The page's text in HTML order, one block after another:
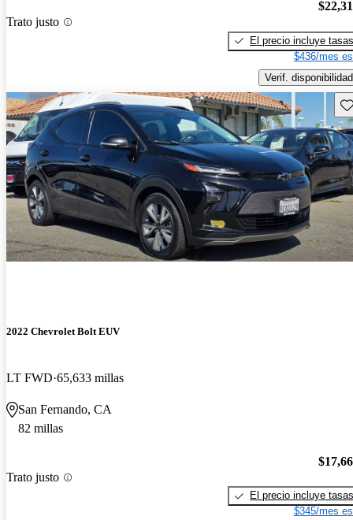
Trato justo
El precio incluye tasas
$436/mes
Verif. disponibilidad
2022 Chevrolet Bolt EUV
LT FWD 65,633 millas
San Fernando, CA
82 millas
Trato justo
El precio incluye tasas
$345/mes